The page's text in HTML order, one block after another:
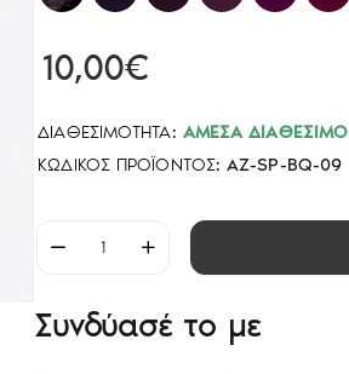
ΔΙΑΘΕΣΙΜΌΤΗΤΑ: ΆΜΕΣΑ ΔΙΑΘΈΣΙΜΟ
ΚΩΔΙΚΌΣ ΠΡΟΪΌΝΤΟΣ: AZ-SP-BQ-09
10,00€
Συνδύασέ το με